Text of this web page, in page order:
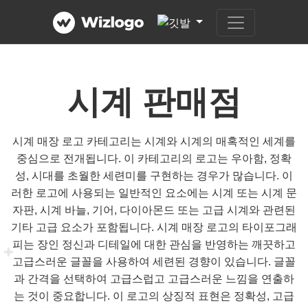
시계 판매점
시계 매장 로고 카테고리는 시계와 시계의 매혹적인 세계를
중심으로 전개됩니다. 이 카테고리의 로고는 우아함, 정확
성, 시대를 초월한 세련미를 구현하는 경우가 많습니다. 이
러한 로고에 사용되는 일반적인 요소에는 시계 또는 시계 문
자판, 시계 바늘, 기어, 다이아몬드 또는 고급 시계와 관련된
기타 고급 요소가 포함됩니다. 시계 매장 로고의 타이포그래
피는 장인 정신과 디테일에 대한 관심을 반영하는 깨끗하고
고급스러운 글꼴을 사용하여 세련된 경향이 있습니다. 글꼴
과 간격을 선택하여 고급스럽고 고급스러운 느낌을 연출하
는 것이 중요합니다. 이 로고의 상징적 표현은 정확성, 고급